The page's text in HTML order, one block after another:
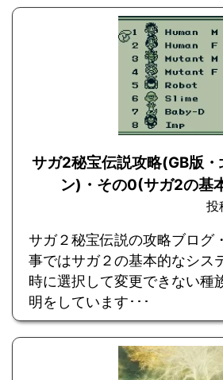
サガ2秘宝伝説攻略(GB版・
ン)・その0(サガ2の基
投
サガ２秘宝伝説の攻略ブログ
事ではサガ２の基本的なシス
時に選択して変更できない種
明をしています･･･